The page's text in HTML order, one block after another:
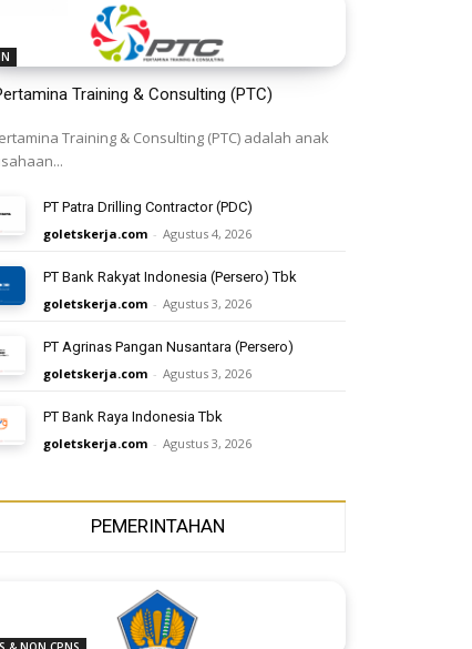
Training & Consulting (PTC)
Training & Consulting (PTC) adalah anak
PT Patra Drilling Contractor (PDC)
goletskerja.com - Agustus 4, 2026
PT Bank Rakyat Indonesia (Persero) Tbk
goletskerja.com - Agustus 3, 2026
PT Agrinas Pangan Nusantara (Persero)
goletskerja.com - Agustus 3, 2026
PT Bank Raya Indonesia Tbk
goletskerja.com - Agustus 3, 2026
PEMERINTAHAN